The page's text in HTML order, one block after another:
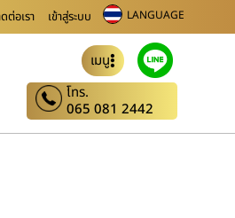
ต่อเรา เข้าสู่ระบบ LANGUAGE
เมนู
โทร.
065 081 2442